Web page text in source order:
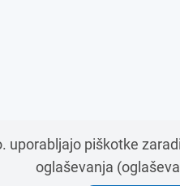
uporabljajo piškotke
oglaševanja